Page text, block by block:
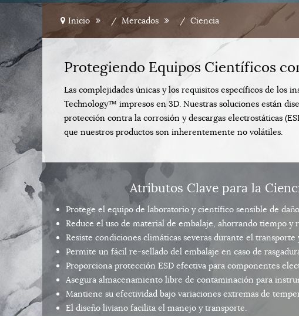
Inicio Mercados Ciencia
Protegiendo Equipos Científicos
Las complejidades únicas y los requisitos específicos de
Technology™ impresos en 3D. Nuestras soluciones están
protección contra la corrosión y descargas electrostáticas
que nuestros productos son inherentemente no volátiles.
Atributos Clave para la
Protege el equipo de laboratorio y científico sensible de
Reduce el uso de material de embalaje, ahorrando tiempo y
Resiste condiciones climáticas severas durante el transporte
Permite un fácil re-sellado del embalaje en caso de
Proporciona protección ESD efectiva para componentes
Asegura almacenamiento libre de contaminación para
Mantiene su efectividad bajo variaciones extremas de
El diseño liviano facilita el manejo y transporte.